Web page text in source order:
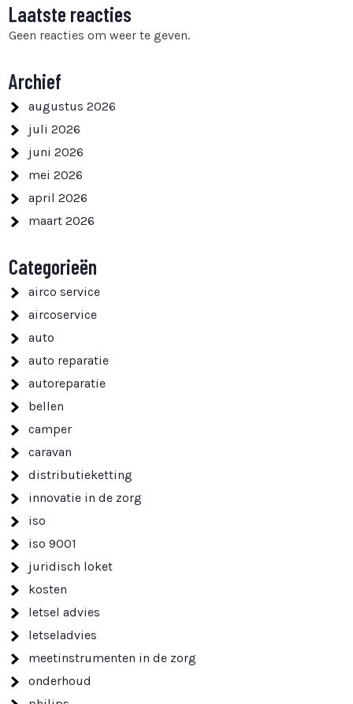
Laatste reacties
Geen reacties om weer te geven.
Archief
augustus 2026
juli 2026
juni 2026
mei 2026
april 2026
maart 2026
Categorieën
airco service
aircoservice
auto
auto reparatie
autoreparatie
bellen
camper
caravan
distributieketting
innovatie in de zorg
iso
iso 9001
juridisch loket
kosten
letsel advies
letseladvies
meetinstrumenten in de zorg
onderhoud